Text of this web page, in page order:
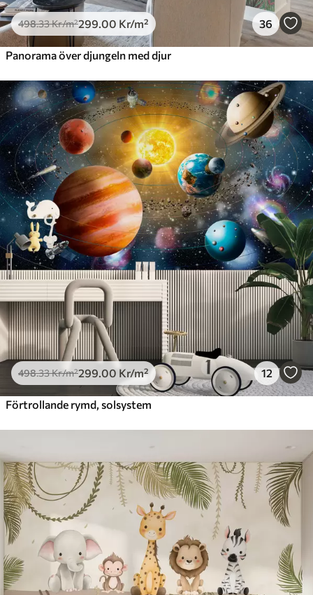
498.33Kr/m²299 .00 Kr/m² 36
Panorama över djungeln med djur
498.33Kr/m²299 .00 Kr/m² 12
Förtrollande rymd, solsystem